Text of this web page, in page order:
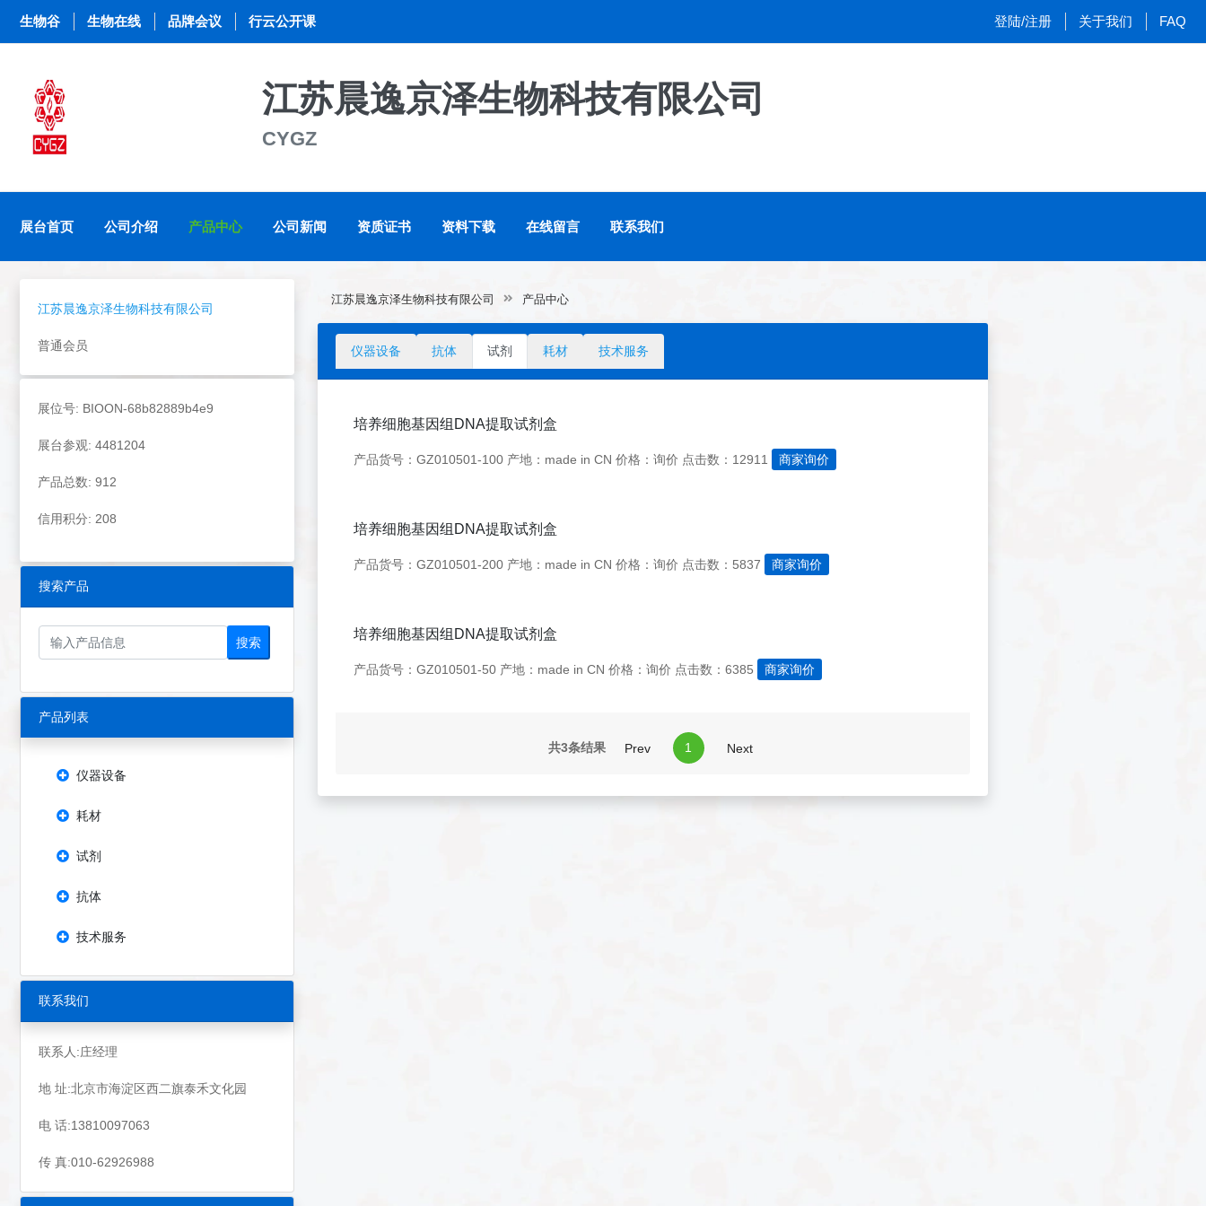
生物谷 生物在线 品牌会议 行云公开课 登陆/注册 关于我们 FAQ
江苏晨逸京泽生物科技有限公司
CYGZ
展台首页 公司介绍 产品中心 公司新闻 资质证书 资料下载 在线留言 联系我们
江苏晨逸京泽生物科技有限公司
普通会员
展位号: BIOON-68b82889b4e9
展台参观: 4481204
产品总数: 912
信用积分: 208
搜索产品
搜索
产品列表
仪器设备
耗材
试剂
抗体
技术服务
联系我们
联系人:庄经理
地 址:北京市海淀区西二旗泰禾文化园
电 话:13810097063
传 真:010-62926988
江苏晨逸京泽生物科技有限公司 产品中心
仪器设备 抗体 试剂 耗材 技术服务
培养细胞基因组DNA提取试剂盒
产品货号：GZ010501-100 产地：made in CN 价格：询价 点击数：12911 商家询价
培养细胞基因组DNA提取试剂盒
产品货号：GZ010501-200 产地：made in CN 价格：询价 点击数：5837 商家询价
培养细胞基因组DNA提取试剂盒
产品货号：GZ010501-50 产地：made in CN 价格：询价 点击数：6385 商家询价
共3条结果 Prev 1 Next